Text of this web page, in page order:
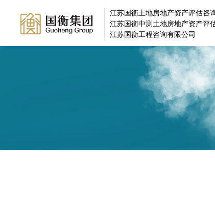
江苏国衡土地房地产资产评估咨
江苏国衡中测土地房地产资产评
江苏国衡工程咨询有限公司